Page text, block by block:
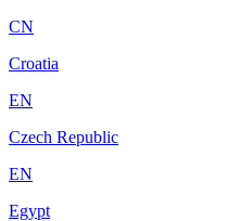
CN
Croatia
EN
Czech Republic
EN
Egypt